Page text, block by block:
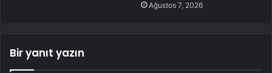
Ağustos 7, 2026
Bir yanıt yazın